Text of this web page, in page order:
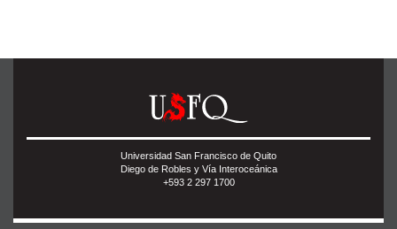
Universidad San Francisco de Quito
Diego de Robles y Vía Interoceánica
+593 2 297 1700